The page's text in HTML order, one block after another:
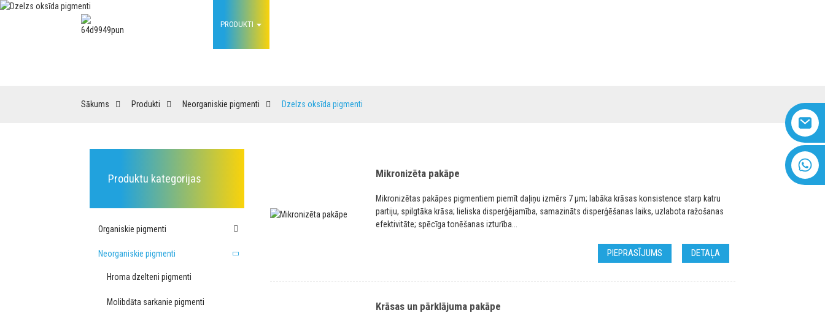
PRODUKTI
Sākums Produkti Neorganiskie pigmenti Dzelzs oksīda pigmenti
Produktu kategorijas
Organiskie pigmenti
Neorganiskie pigmenti
Hroma dzelteni pigmenti
Molibdāta sarkanie pigmenti
Mikronizēta pakāpe
Mikronizētas pakāpes pigmentiem piemīt daļiņu izmērs 7 μm; labāka krāsas konsistence starp katru
partiju, spilgtāka krāsa; lieliska disperģējamība, samazināts disperģēšanas laiks, uzlabota ražošanas
efektivitāte; spēcīga tonēšanas izturība...
PIEPRASĪJUMS DETAĻA
Krāsas un pārklājuma pakāpe